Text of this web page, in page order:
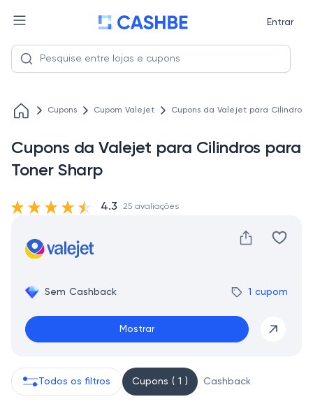
Entrar
Cupons Cupom Valejet Cupons da Valejet para Cilindros
Cupons da Valejet para Cilindros para
Toner Sharp
Sem Cashback 1 cupom
Mostrar
4.3 25 avaliações
Todos os filtros Cupons ( 1 ) Cashback